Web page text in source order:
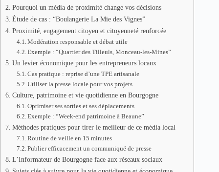
Pourquoi un média de proximité change vos décisions
Étude de cas : “Boulangerie La Mie des Vignes”
Proximité, engagement citoyen et citoyenneté renforcée
Modération responsable et débat utile
Exemple : “Quartier des Tilleuls, Monceau-les-Mines”
Un levier économique pour les entrepreneurs locaux
Cas pratique : reprise d’une TPE artisanale
Utiliser la presse locale pour vos projets
Culture, patrimoine et vie quotidienne en Bourgogne
Optimiser ses sorties et ses déplacements
Exemple : “Week-end patrimoine à Beaune”
Méthodes pratiques pour tirer le meilleur de ce média local
Routine de veille en 15 minutes
Publier efficacement un communiqué de presse
L’Informateur de Bourgogne face aux réseaux sociaux